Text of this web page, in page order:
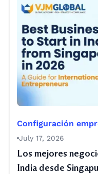
Configuración
July 17, 2026
Los mejores
India desde